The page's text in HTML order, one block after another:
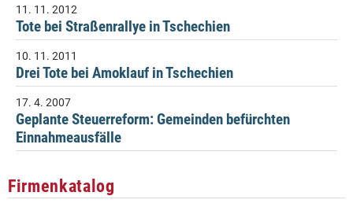
11. 11. 2012
Tote bei Straßenrallye in Tschechien
10. 11. 2011
Drei Tote bei Amoklauf in Tschechien
17. 4. 2007
Geplante Steuerreform: Gemeinden befürchten
Einnahmeausfälle
Firmenkatalog